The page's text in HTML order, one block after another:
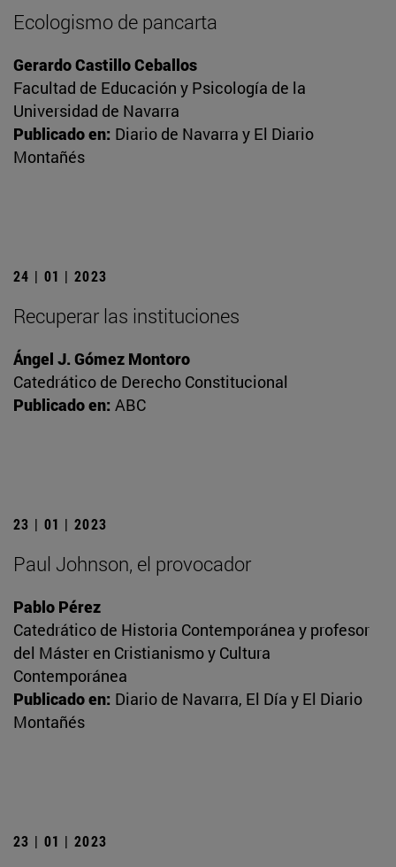
Ecologismo de pancarta
Gerardo Castillo Ceballos
Facultad de Educación y Psicología de la
Universidad de Navarra
Publicado en: Diario de Navarra y El Diario
Montañés
24 | 01 | 2023
Recuperar las instituciones
Ángel J. Gómez Montoro
Catedrático de Derecho Constitucional
Publicado en: ABC
23 | 01 | 2023
Paul Johnson, el provocador
Pablo Pérez
Catedrático de Historia Contemporánea y profesor
del Máster en Cristianismo y Cultura
Contemporánea
Publicado en: Diario de Navarra, El Día y El Diario
Montañés
23 | 01 | 2023